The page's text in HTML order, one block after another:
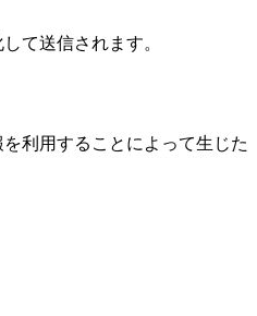
て送信されます。
利用することによって生じた